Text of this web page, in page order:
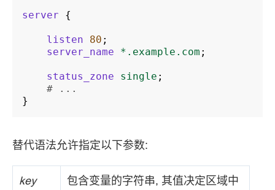
server {
listen 80 ;
server_name
*.example.com ;
status_zone single ;
# ...
}
替代语法允许指定以下参数:
key
包含变量的字符串, 其值决定区域中